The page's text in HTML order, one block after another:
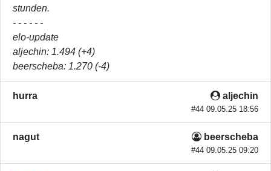
stunden.
- - - - - -
elo-update
aljechin: 1.494 (+4)
beerscheba: 1.270 (-4)
aljechin
#44 09.05.25 18:56
hurra
beerscheba
#44 09.05.25 09:20
nagut